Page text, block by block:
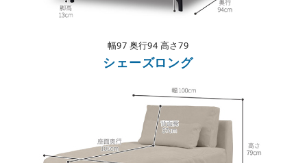
幅97 奥行94 高さ79
シェーズロング